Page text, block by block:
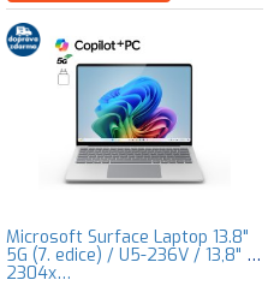
Microsoft Surface Laptop 13.8"
5G (7. edice) / U5-236V / 13,8" /
2304x…